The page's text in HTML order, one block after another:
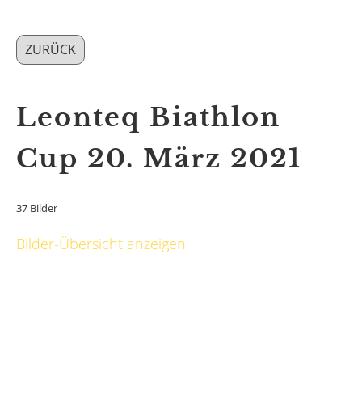
ZURÜCK
Leonteq Biathlon
Cup 20. März 2021
37 Bilder
Bilder-Übersicht anzeigen